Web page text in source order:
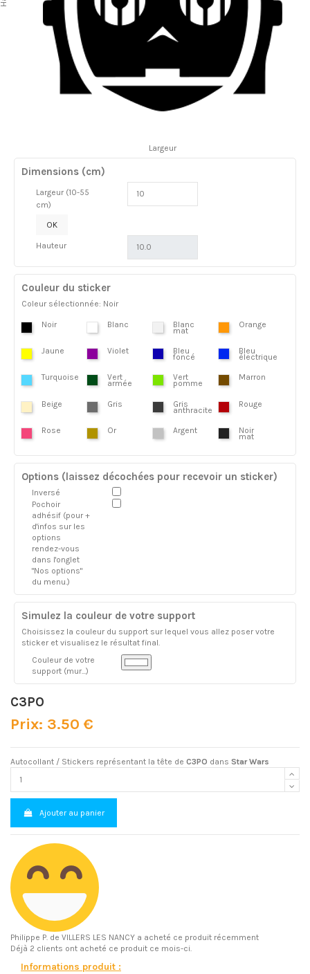
Largeur
Dimensions (cm)
Largeur (10-55
cm)
OK
Hauteur
Couleur du sticker
Coleur sélectionnée: Noir
Noir Blanc Blanc
mat
Orange
Jaune Violet Bleu
foncé
Bleu
électrique
Turquoise Vert
armée
Vert
pomme
Marron
Beige Gris Gris
anthracite
Rouge
Rose Or Argent Noir
mat
Options (laissez décochées pour recevoir un sticker)
Inversé
Pochoir
adhésif (pour +
d'infos sur les
options
rendez-vous
dans l'onglet
"Nos options"
du menu.)
Simulez la couleur de votre support
Choisissez la couleur du support sur lequel vous allez poser votre
sticker et visualisez le résultat final.
Couleur de votre
support (mur...)
C3PO
Prix: 3.50 €
Autocollant / Stickers représentant la tête de C3PO dans Star Wars
Ajouter au panier
Philippe P. de VILLERS LES NANCY a acheté ce produit récemment
Déjà 2 clients ont acheté ce produit ce mois-ci.
Informations produit :